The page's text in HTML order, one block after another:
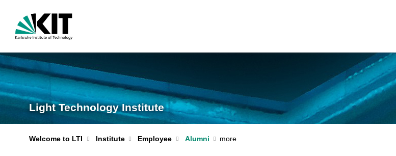
Light Technology Institute
Welcome to LTI Institute Employee Alumni